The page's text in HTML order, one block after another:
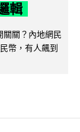
輯
關？內地網民
幣，有人飆到